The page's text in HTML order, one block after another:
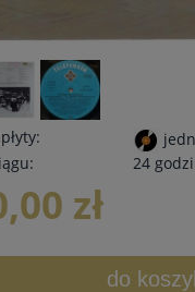
24
zł
do